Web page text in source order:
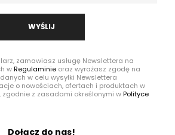
WYŚLIJ
zamawiasz usługę Newslettera na
wRegulaminie oraz wyrażasz zgodę na
w celu wysyłki Newslettera
o nowościach, ofertach i produktach w
zgodnie z zasadami określonymi wPolityce
Dołącz do nas!